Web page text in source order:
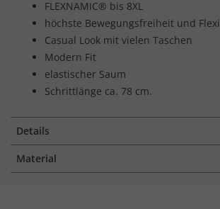
FLEXNAMIC® bis 8XL
höchste Bewegungsfreiheit und
Casual Look mit vielen Taschen
Modern Fit
elastischer Saum
Schrittlänge ca. 78 cm.
Details
Material